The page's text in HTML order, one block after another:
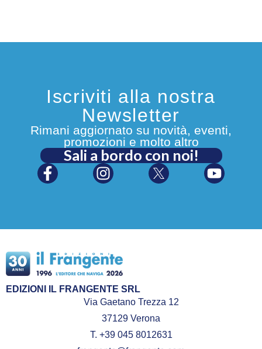
Iscriviti alla nostra
Newsletter
Rimani aggiornato su novità, eventi,
promozioni e molto altro
Sali a bordo con noi!
EDIZIONI IL FRANGENTE SRL
Via Gaetano Trezza 12
37129 Verona
T. +39 045 8012631